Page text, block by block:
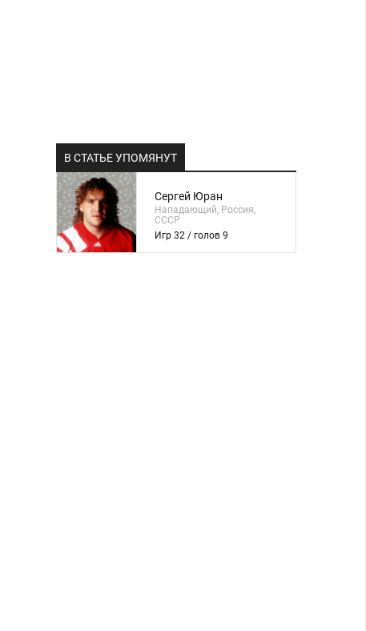
В СТАТЬЕ УПОМЯНУТ
Сергей Юран
Нападающий, Россия,
СССР
Игр 32 / голов 9